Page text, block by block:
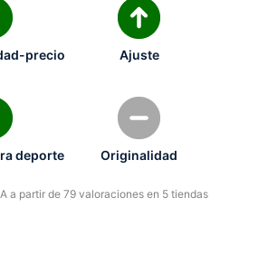
precio Ajuste
deporte Originalidad
a partir de 79 valoraciones en 5 tiendas